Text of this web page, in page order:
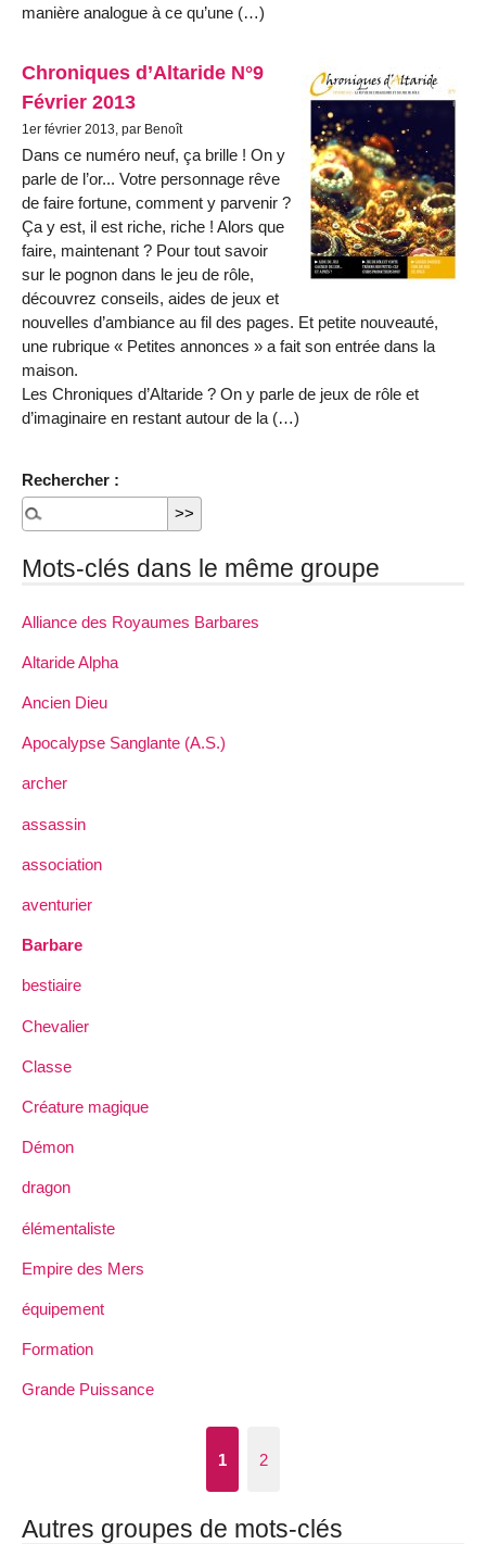
manière analogue à ce qu’une (…)
Chroniques d’Altaride N°9
Février 2013
1er février 2013, par Benoît
Dans ce numéro neuf, ça brille ! On y
parle de l’or... Votre personnage rêve
de faire fortune, comment y parvenir ?
Ça y est, il est riche, riche ! Alors que
faire, maintenant ? Pour tout savoir
sur le pognon dans le jeu de rôle,
découvrez conseils, aides de jeux et
nouvelles d’ambiance au fil des pages. Et petite nouveauté,
une rubrique « Petites annonces » a fait son entrée dans la
maison.
Les Chroniques d’Altaride ? On y parle de jeux de rôle et
d’imaginaire en restant autour de la (…)
Rechercher :
Mots-clés dans le même groupe
Alliance des Royaumes Barbares
Altaride Alpha
Ancien Dieu
Apocalypse Sanglante (A.S.)
archer
assassin
association
aventurier
Barbare
bestiaire
Chevalier
Classe
Créature magique
Démon
dragon
élémentaliste
Empire des Mers
équipement
Formation
Grande Puissance
1 2
Autres groupes de mots-clés